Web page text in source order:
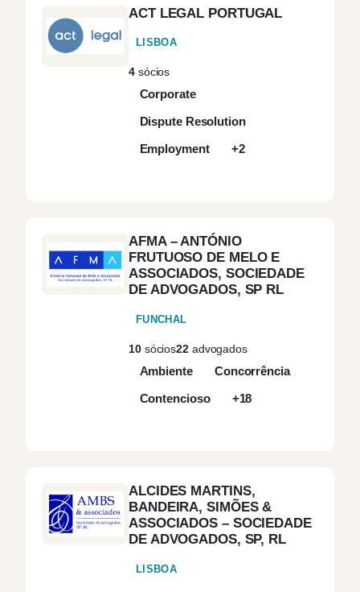
ACT LEGAL PORTUGAL
LISBOA
4sócios
Corporate
Dispute Resolution
Employment
+2
AFMA – ANTÓNIO
FRUTUOSO DE MELO E
ASSOCIADOS, SOCIEDADE
DE ADVOGADOS, SP RL
FUNCHAL
10sócios22advogados
Ambiente
Concorrência
Contencioso
+18
ALCIDES MARTINS,
BANDEIRA, SIMÕES &
ASSOCIADOS – SOCIEDADE
DE ADVOGADOS, SP, RL
LISBOA